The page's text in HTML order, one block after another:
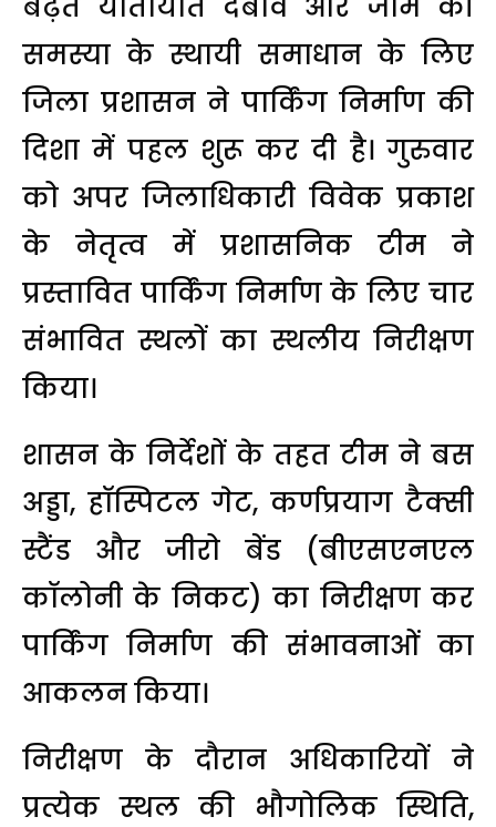
समस्या के स्थायी समाधान के लिए
जिला प्रशासन ने पार्किंग निर्माण की
दिशा में पहल शुरू कर दी है। गुरुवार
को अपर जिलाधिकारी विवेक प्रकाश
के नेतृत्व में प्रशासनिक टीम ने
प्रस्तावित पार्किंग निर्माण के लिए चार
संभावित स्थलों का स्थलीय निरीक्षण
किया।
शासन के निर्देशों के तहत टीम ने बस
अड्डा, हॉस्पिटल गेट, कर्णप्रयाग टैक्सी
स्टैंड और जीरो बेंड (बीएसएनएल
कॉलोनी के निकट) का निरीक्षण कर
पार्किंग निर्माण की संभावनाओं का
आकलन किया।
निरीक्षण के दौरान अधिकारियों ने
प्रत्येक स्थल की भौगोलिक स्थिति,